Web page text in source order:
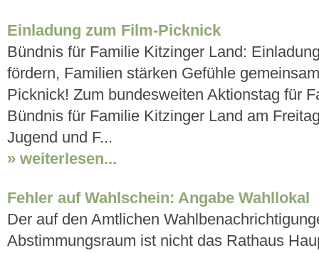
Einladung zum Film-Picknick
Bündnis für Familie Kitzinger Land:
fördern, Familien stärken Gefühle
Picknick! Zum bundesweiten Aktionstag für
Bündnis für Familie Kitzinger Land am
Jugend und F...
» weiterlesen...
Fehler auf Wahlschein: Angabe Wahllokal
Der auf den Amtlichen
Abstimmungsraum ist nicht das Rathaus